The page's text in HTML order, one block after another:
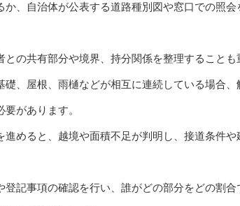
、自治体が公表する道路種別図や窓口での照
の共有部分や境界、持分関係を整理することも
、屋根、雨樋などが相互に連続している場合
があります。
進めると、越境や面積不足が判明し、接道条件
記事項の確認を行い、誰がどの部分をどの割合